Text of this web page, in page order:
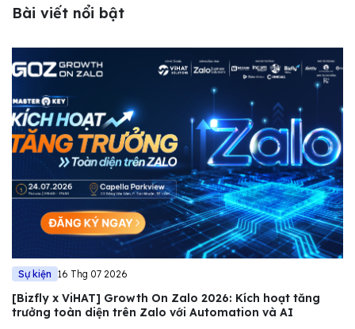
Bài viết nổi bật
Sự kiện 16 Thg 07 2026
[Bizfly x ViHAT] Growth On Zalo 2026: Kích hoạt tăng
trưởng toàn diện trên Zalo với Automation và AI